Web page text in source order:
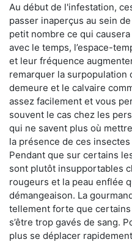
Au début de l'infestation,
passer inaperçus au sein
petit nombre ce qui
avec le temps, l’espace-
et leur fréquence
remarquer la surpopulation
demeure et le calvaire
assez facilement et vous
souvent le cas chez les
qui ne savent plus où
la présence de ces
Pendant que sur certains
sont plutôt insupportables
rougeurs et la peau enflée
démangeaison. La
tellement forte que certains
s’être trop gavés de sang.
plus se déplacer